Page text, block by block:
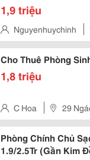
1,9 triệu
Nguyenhuychinh
Cho Thuê Phòng
1,8 triệu
C Hoa 29
Phòng Chính Chủ
1.9/2.5Tr (Gần Kim